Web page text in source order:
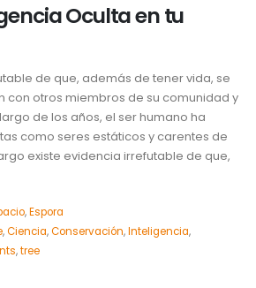
Oculta en tu
de que, además de tener vida, se
con otros miembros de su comunidad y
de los años, el ser humano ha
como seres estáticos y carentes de
existe evidencia irrefutable de que,
,Espora
,Ciencia,Conservación,Inteligencia,
,tree